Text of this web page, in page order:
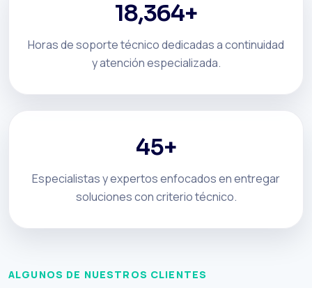
18,364+
Horas de soporte técnico dedicadas a continuidad
y atención especializada.
45+
Especialistas y expertos enfocados en entregar
soluciones con criterio técnico.
ALGUNOS DE NUESTROS CLIENTES